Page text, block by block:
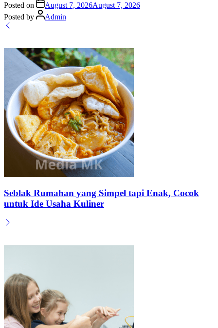
Posted on August 7, 2026August 7, 2026
Posted by
Admin
Seblak Rumahan yang Simpel tapi Enak, Cocok
untuk Ide Usaha Kuliner